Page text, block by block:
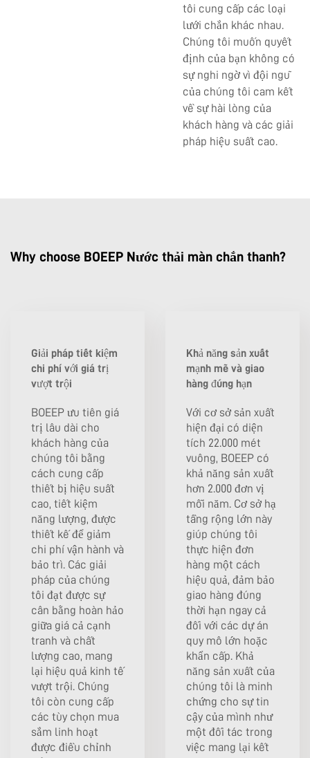
tôi cung cấp các loại
lưới chắn khác nhau.
Chúng tôi muốn quyết
định của bạn không có
sự nghi ngờ vì đội ngũ
của chúng tôi cam kết
về sự hài lòng của
khách hàng và các giải
pháp hiệu suất cao.
Why choose BOEEP Nước thải màn chắn thanh?
Giải pháp tiết kiệm
chi phí với giá trị
vượt trội
BOEEP ưu tiên giá
trị lâu dài cho
khách hàng của
chúng tôi bằng
cách cung cấp
thiết bị hiệu suất
cao, tiết kiệm
năng lượng, được
thiết kế để giảm
chi phí vận hành và
bảo trì. Các giải
pháp của chúng
tôi đạt được sự
cân bằng hoàn hảo
giữa giá cả cạnh
tranh và chất
lượng cao, mang
lại hiệu quả kinh tế
vượt trội. Chúng
tôi còn cung cấp
các tùy chọn mua
sắm linh hoạt
được điều chỉnh
Khả năng sản xuất
mạnh mẽ và giao
hàng đúng hạn
Với cơ sở sản xuất
hiện đại có diện
tích 22.000 mét
vuông, BOEEP có
khả năng sản xuất
hơn 2.000 đơn vị
mỗi năm. Cơ sở hạ
tầng rộng lớn này
giúp chúng tôi
thực hiện đơn
hàng một cách
hiệu quả, đảm bảo
giao hàng đúng
thời hạn ngay cả
đối với các dự án
quy mô lớn hoặc
khẩn cấp. Khả
năng sản xuất của
chúng tôi là minh
chứng cho sự tin
cậy của mình như
một đối tác trong
việc mang lại kết